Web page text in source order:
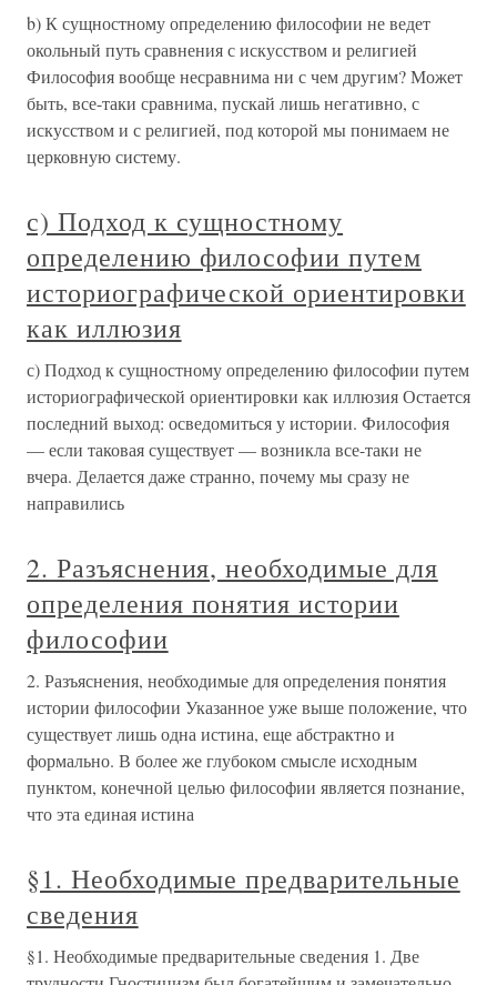
b) К сущностному определению философии не ведет
окольный путь сравнения с искусством и религией
Философия вообще несравнима ни с чем другим? Может
быть, все-таки сравнима, пускай лишь негативно, с
искусством и с религией, под которой мы понимаем не
церковную систему.
с) Подход к сущностному
определению философии путем
историографической ориентировки
как иллюзия
с) Подход к сущностному определению философии путем
историографической ориентировки как иллюзия Остается
последний выход: осведомиться у истории. Философия
— если таковая существует — возникла все-таки не
вчера. Делается даже странно, почему мы сразу не
направились
2. Разъяснения, необходимые для
определения понятия истории
философии
2. Разъяснения, необходимые для определения понятия
истории философии Указанное уже выше положение, что
существует лишь одна истина, еще абстрактно и
формально. В более же глубоком смысле исходным
пунктом, конечной целью философии является познание,
что эта единая истина
§1. Необходимые предварительные
сведения
§1. Необходимые предварительные сведения 1. Две